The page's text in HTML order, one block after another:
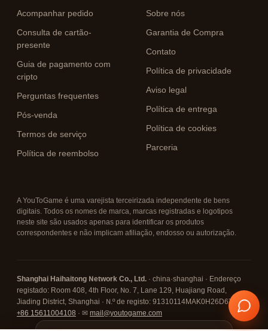
Acompanhar pedido
Consulta de cartão-
presente
Guia de pagamento com
cripto
Perguntas frequentes
Pós-venda
Termos de serviço
Política de reembolso
Sobre nós
Garantia de Compra
Contato
Política de privacidade
Aviso legal
Política de entrega
Política de cookies
Parceria
A YouToGame é uma varejista terceirizada independente de bens
digitais. Todos os nomes de marca, marcas registradas e logotipos
neste site são usados apenas para identificar os produtos
correspondentes e não implicam afiliação, endosso ou autorização.
Shanghai Haihaitong Network Co., Ltd. · china·shanghai · Endereço
registado: Room 408, 4th Floor, No. 7, Lane 129, Huajiang Road,
Jiading District, Shanghai · N.º de registo: 91310114MAK0H26D67 · ☎
+86 15611004108 · ✉ mail@youtogame.com